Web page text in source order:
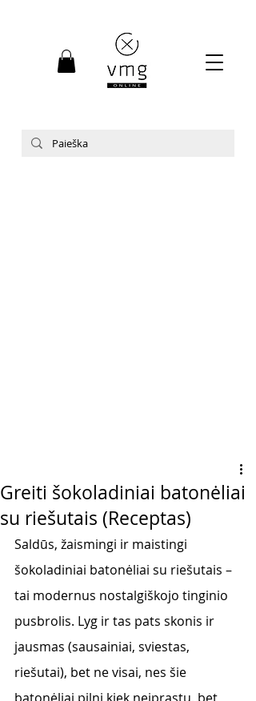
Greiti šokoladiniai batonėliai
su riešutais (Receptas)
Saldūs, žaismingi ir maistingi
šokoladiniai batonėliai su riešutais –
tai modernus nostalgiškojo tinginio
pusbrolis. Lyg ir tas pats skonis ir
jausmas (sausainiai, sviestas,
riešutai), bet ne visai, nes šie